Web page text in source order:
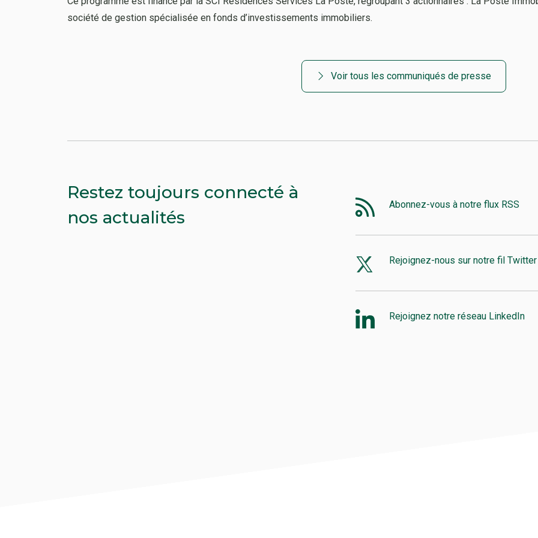
société de gestion spécialisée en fonds d’investissements immobiliers.
Voir tous les communiqués de presse
Restez toujours connecté à
nos actualités
Abonnez-vous à notre flux RSS
Rejoignez-nous sur notre fil Twitter
Rejoignez notre réseau LinkedIn